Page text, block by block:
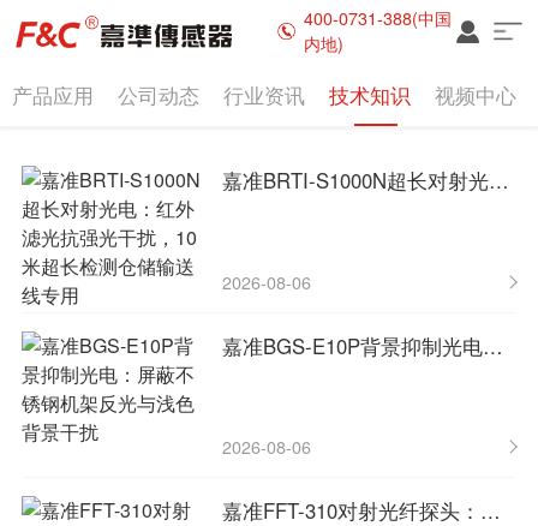
400-0731-388(中国
内地)
产品应用 公司动态 行业资讯 技术知识 视频中心
嘉准BRTI-S1000N超长对射光电：红外滤光抗强光干扰，10米超长检测仓储输送线专用
2026-08-06
嘉准BGS-E10P背景抑制光电：屏蔽不锈钢机架反光与浅色背景干扰
2026-08-06
嘉准FFT-310对射光纤探头：M3纤细机身伸入密闭工位